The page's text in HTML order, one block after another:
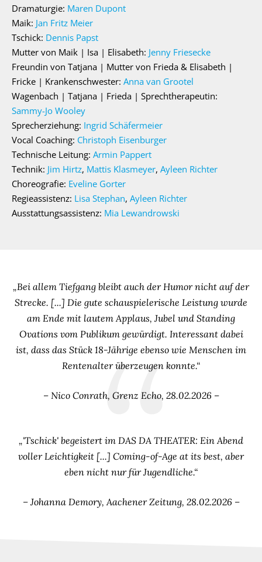
Dramaturgie: Maren Dupont
Maik: Jan Fritz Meier
Tschick: Dennis Papst
Mutter von Maik | Isa | Elisabeth: Jenny Friesecke
Freundin von Tatjana | Mutter von Frieda & Elisabeth |
Fricke | Krankenschwester: Anna van Grootel
Wagenbach | Tatjana | Frieda | Sprechtherapeutin:
Sammy-Jo Wooley
Sprecherziehung: Ingrid Schäfermeier
Vocal Coaching: Christoph Eisenburger
Technische Leitung: Armin Pappert
Technik: Jim Hirtz, Mattis Klasmeyer, Ayleen Richter
Choreografie: Eveline Gorter
Regieassistenz:
Lisa Stephan, Ayleen Richter
Ausstattungsassistenz: Mia Lewandrowski
„Bei allem Tiefgang bleibt auch der Humor nicht auf der
Strecke. [...] Die gute schauspielerische Leistung wurde
am Ende mit lautem Applaus, Jubel und Standing
Ovations vom Publikum gewürdigt. Interessant dabei
ist, dass das Stück 18-Jährige ebenso wie Menschen im
Rentenalter überzeugen konnte.“
– Nico Conrath, Grenz Echo, 28.02.2026 –
„'Tschick' begeistert im DAS DA THEATER: Ein Abend
voller Leichtigkeit [...] Coming-of-Age at its best, aber
eben nicht nur für Jugendliche.“
– Johanna Demory, Aachener Zeitung, 28.02.2026 –